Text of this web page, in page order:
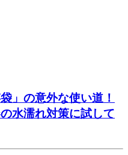
」の意外な使い道！
水濡れ対策に試して